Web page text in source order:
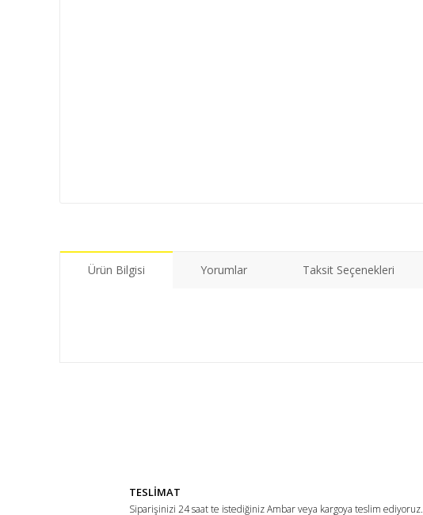
Ürün Bilgisi Yorumlar Taksit Seçenekleri
Ürün bilgilerinde hatalar bulunuyor.
TESLİMAT
Siparişinizi 24 saat te istediğiniz Ambar veya kargoya teslim ediyoruz.